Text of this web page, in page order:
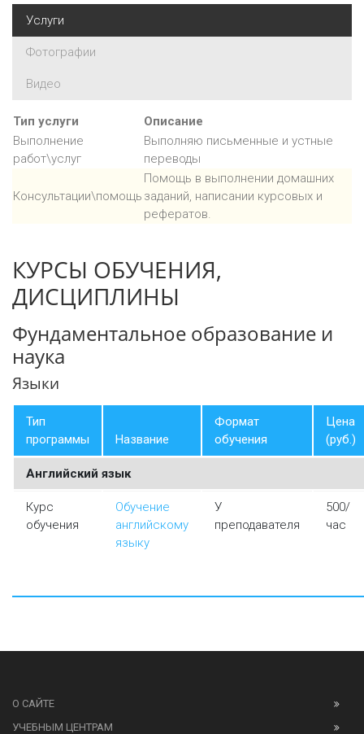
Услуги
Фотографии
Видео
Тип услуги
Описание
Выполнение
работ\услуг
Выполняю письменные и устные
переводы
Консультации\помощь
Помощь в выполнении домашних
заданий, написании курсовых и
рефератов.
КУРСЫ ОБУЧЕНИЯ,
ДИСЦИПЛИНЫ
Фундаментальное образование и
наука
Языки
Тип
программы
Название
Формат
обучения
Цена
(руб.)
Английский язык
Курс
обучения
Обучение
английскому
языку
У
преподавателя
500/
час
О САЙТЕ
УЧЕБНЫМ ЦЕНТРАМ